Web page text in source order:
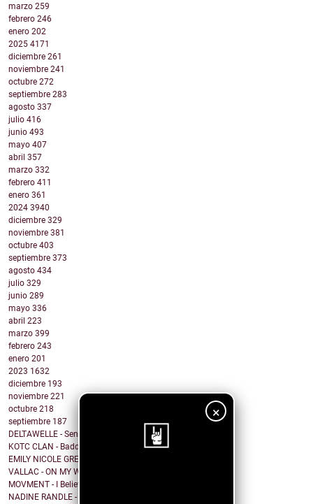
×
marzo 259
febrero 246
enero 202
2025 4171
diciembre 261
noviembre 241
octubre 272
septiembre 283
agosto 337
julio 416
junio 493
mayo 407
abril 357
marzo 332
febrero 411
enero 361
2024 3940
diciembre 329
noviembre 381
octubre 403
septiembre 373
agosto 434
julio 329
junio 289
mayo 336
abril 223
marzo 399
febrero 243
enero 201
2023 1632
diciembre 193
noviembre 221
octubre 218
septiembre 187
DELTAWELLE - Sentiments
KOTC CLAN - Baddie Wine
EMILY NICOLE GREEN - Thief
VALLAC - ON MY WAY
MOVMENT - I Believe In Noise
NADINE RANDLE - Waterfalls